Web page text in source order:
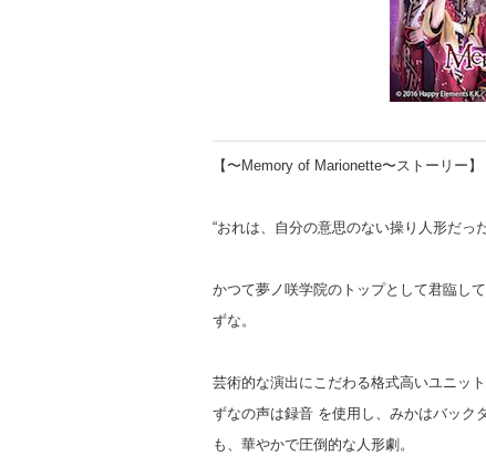
【〜Memory of Marionette〜ストーリー】
“おれは、自分の意思のない操り人形だ
かつて夢ノ咲学院のトップとして君臨し
ずな。
芸術的な演出にこだわる格式高いユニッ
ずなの声は録音 を使用し、みかはバック
も、華やかで圧倒的な人形劇。